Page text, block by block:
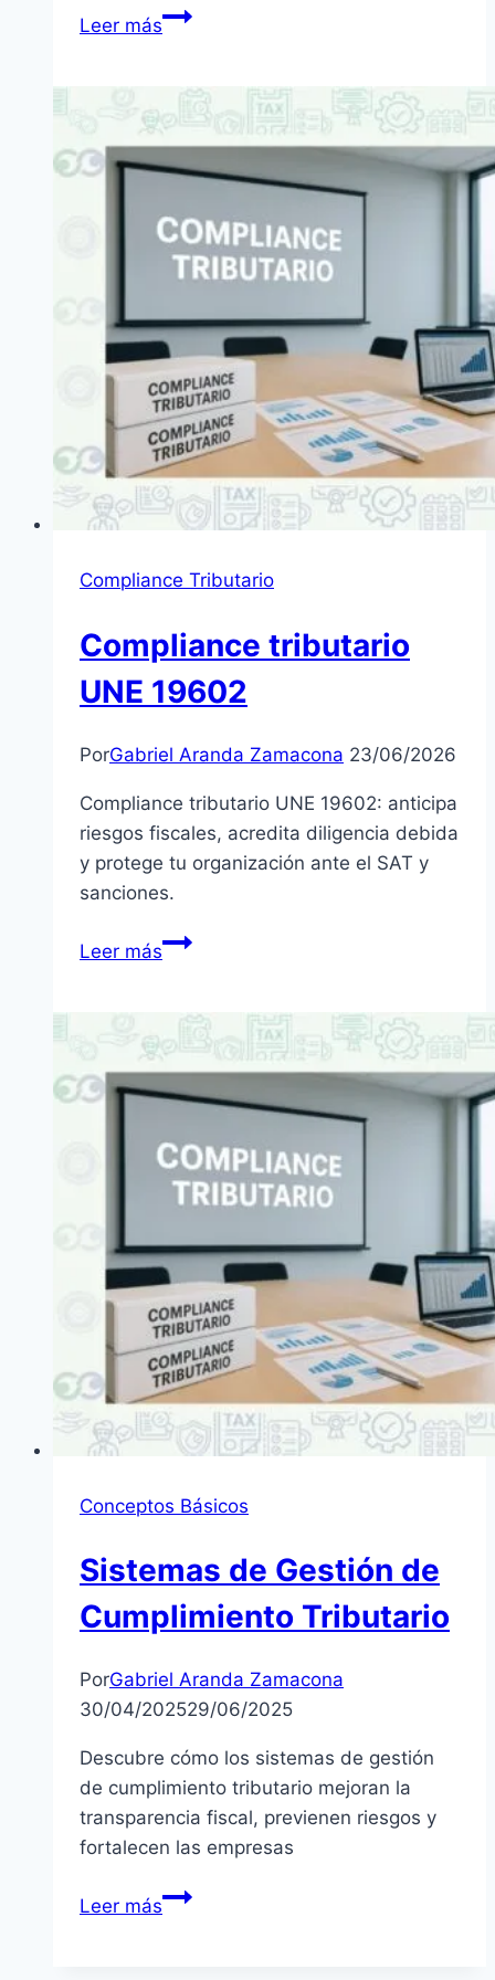
Leer másEvaluación
tributarios:
guía
práctica
2026
Compliance Tributario
Compliance tributario
UNE 19602
PorGabriel Aranda Zamacona 23/06/2026
Compliance tributario UNE 19602: anticipa
riesgos fiscales, acredita diligencia debida
y protege tu organización ante el SAT y
sanciones.
Leer másCompliance
19602
Conceptos Básicos
Sistemas de Gestión de
Cumplimiento Tributario
PorGabriel Aranda Zamacona
30/04/202529/06/2025
Descubre cómo los sistemas de gestión
de cumplimiento tributario mejoran la
transparencia fiscal, previenen riesgos y
fortalecen las empresas
Leer másSistemas